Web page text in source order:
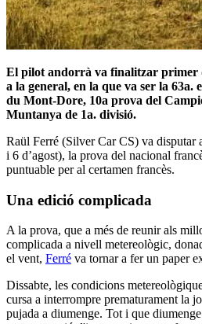
El pilot andorrà va finalitzar primer
a la general, en la que va ser la 63a.
du Mont-Dore, 10a prova del
Muntanya de 1a. divisió.
Raül Ferré (Silver Car CS) va disputar
i 6 d’agost), la prova del nacional
puntuable per al certamen francès.
Una edició complicada
A la prova, que a més de reunir als
complicada a nivell metereològic,
el vent, Ferré va tornar a fer un paper
Dissabte, les condicions
cursa a interrompre prematurament la
pujada a diumenge. Tot i que